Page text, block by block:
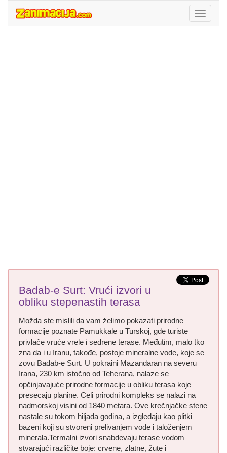
Badab-e Surt: Vrući izvori u
obliku stepenastih terasa
Možda ste mislili da vam želimo pokazati prirodne
formacije poznate Pamukkale u Turskoj, gde turiste
privlače vruće vrele i sedrene terase. Međutim, malo tko
zna da i u Iranu, takođe, postoje mineralne vode, koje se
zovu Badab-e Surt. U pokraini Mazandaran na severu
Irana, 230 km istočno od Teherana, nalaze se
opčinjavajuće prirodne formacije u obliku terasa koje
presecaju planine. Celi prirodni kompleks se nalazi na
nadmorskoj visini od 1840 metara. Ove krečnjačke stene
nastale su tokom hiljada godina, a izgledaju kao plitki
bazeni koji su stvoreni prelivanjem vode i taloženjem
minerala.Termalni izvori snabdevaju terase vodom
stvarajući različite boje: crvene, zlatne, žute i